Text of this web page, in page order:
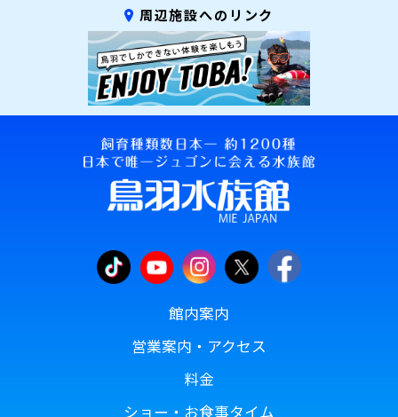
周辺施設へのリンク
館内案内
営業案内・アクセス
料金
ショー・お食事タイム